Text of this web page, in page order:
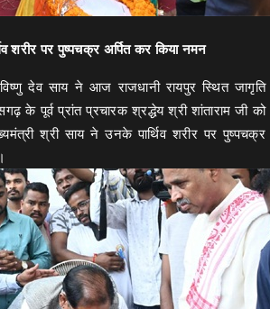
शरीर पर पुष्पचक्र अर्पित कर किया नमन
देव साय ने आज राजधानी रायपुर स्थित जागृति
के पूर्व प्रांत प्रचारक श्रद्धेय श्री शांताराम जी को
श्री साय ने उनके पार्थिव शरीर पर पुष्पचक्र